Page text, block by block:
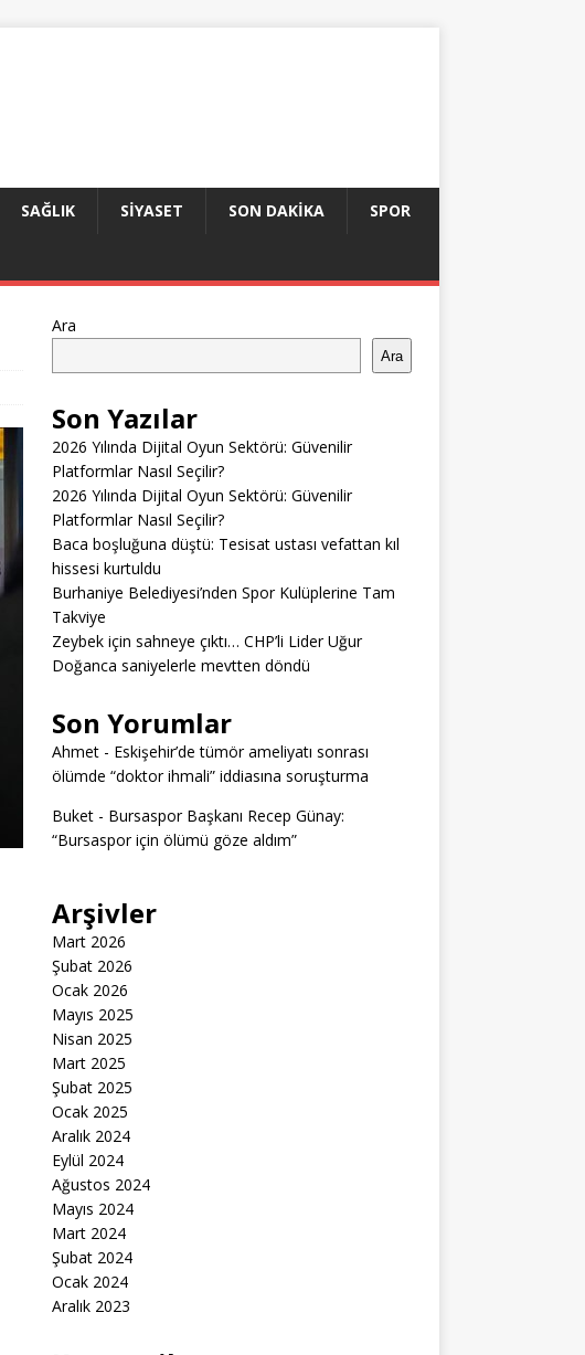
SAĞLIK SIYASET SON DAKIKA SPOR
Ara
Ara
Son Yazılar
2026 Yılında Dijital Oyun Sektörü: Güvenilir
Platformlar Nasıl Seçilir?
2026 Yılında Dijital Oyun Sektörü: Güvenilir
Platformlar Nasıl Seçilir?
Baca boşluğuna düştü: Tesisat ustası vefattan kıl
hissesi kurtuldu
Burhaniye Belediyesi’nden Spor Kulüplerine Tam
Takviye
Zeybek için sahneye çıktı… CHP’li Lider Uğur
Doğanca saniyelerle mevtten döndü
Son Yorumlar
Ahmet- Eskişehir’de tümör ameliyatı sonrası
ölümde “doktor ihmali” iddiasına soruşturma
Buket- Bursaspor Başkanı Recep Günay:
“Bursaspor için ölümü göze aldım”
Arşivler
Mart 2026
Şubat 2026
Ocak 2026
Mayıs 2025
Nisan 2025
Mart 2025
Şubat 2025
Ocak 2025
Aralık 2024
Eylül 2024
Ağustos 2024
Mayıs 2024
Mart 2024
Şubat 2024
Ocak 2024
Aralık 2023